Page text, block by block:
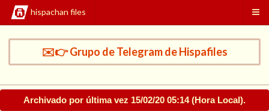
hispachan files
✉️👉 Grupo de Telegram de Hispafiles
Archivado por última vez 15/02/20 05:14(Hora Local).